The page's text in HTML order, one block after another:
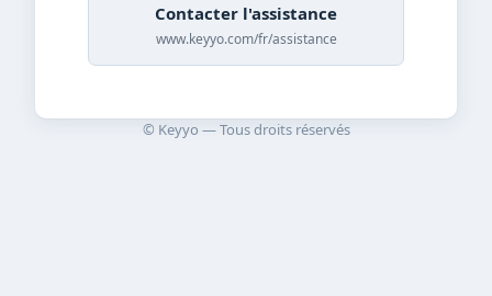
Contacter l'assistance
www.keyyo.com/fr/assistance
© Keyyo — Tous droits réservés